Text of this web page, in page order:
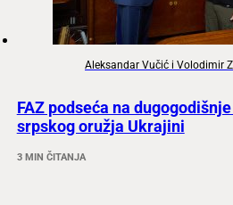
Aleksandar Vučić i Volodimir
FAZ podseća na
srpskog oružja Ukrajini
3 MIN ČITANJA